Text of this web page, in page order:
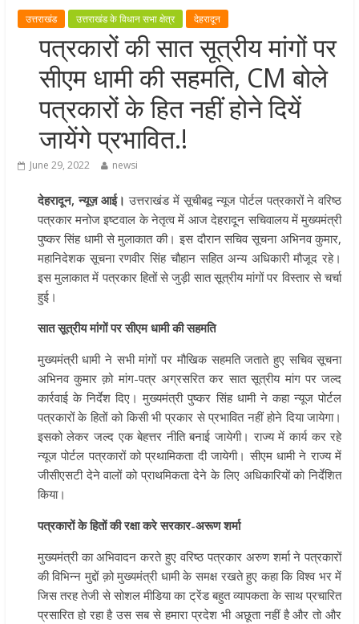
स्पोर्ट्स यूनिवर्सिटी परियोजना
खेल प्रतिभाओं को हरसंभव प्रोत्साहन
विश्वस्तरीय सुविधाएँ उपलब्ध कराना
की प्राथमिकता: मुख्यमंत्री धामी
राज्य के खिलाड़ियों ने अंतरराष्ट्रीय मंच
बढ़ाया उत्तराखंड का गौरव: मुख्यमंत्री
गुणवत्ता से कोई समझौता नहीं, सभी कार्य
के अनुरूप आधुनिक खेल अवसंरचना
विकसित करने के निर्देश
उत्तराखंड उत्तराखंड के विधान सभा क्षेत्र देहरादून
पत्रकारों की सात सूत्रीय मांगों पर
सीएम धामी की सहमति, CM बोले
पत्रकारों के हित नहीं होने दियें
जायेंगे प्रभावित.!
June 29, 2022 newsi
देहरादून, न्यूज़ आई। उत्तराखंड में सूचीबद्व न्यूज पोर्टल पत्रकारों ने वरिष्ठ
पत्रकार मनोज इष्टवाल के नेतृत्व में आज देहरादून सचिवालय में मुख्यमंत्री
पुष्कर सिंह धामी से मुलाकात की। इस दौरान सचिव सूचना अभिनव कुमार,
महानिदेशक सूचना रणवीर सिंह चौहान सहित अन्य अधिकारी मौजूद रहे।
इस मुलाकात में पत्रकार हितों से जुड़ी सात सूत्रीय मांगों पर विस्तार से चर्चा
हुई।
सात सूत्रीय मांगों पर सीएम धामी की सहमति
मुख्यमंत्री धामी ने सभी मांगों पर मौखिक सहमति जताते हुए सचिव सूचना
अभिनव कुमार क़ो मांग-पत्र अग्रसरित कर सात सूत्रीय मांग पर जल्द
कार्रवाई के निर्देश दिए। मुख्यमंत्री पुष्कर सिंह धामी ने कहा न्यूज पोर्टल
पत्रकारों के हितों को किसी भी प्रकार से प्रभावित नहीं होने दिया जायेगा।
इसको लेकर जल्द एक बेहत्तर नीति बनाई जायेगी। राज्य में कार्य कर रहे
न्यूज पोर्टल पत्रकारों को प्रथामिकता दी जायेगी। सीएम धामी ने राज्य में
जीसीएसटी देने वालों को प्राथमिकता देने के लिए अधिकारियों को निर्देशित
किया।
पत्रकारों के हितों की रक्षा करे सरकार-अरूण शर्मा
मुख्यमंत्री का अभिवादन करते हुए वरिष्ठ पत्रकार अरुण शर्मा ने पत्रकारों
की विभिन्न मुद्दों क़ो मुख्यमंत्री धामी के समक्ष रखते हुए कहा कि विश्व भर में
जिस तरह तेजी से सोशल मीडिया का ट्रेंड बहुत व्यापकता के साथ प्रचारित
प्रसारित हो रहा है उस सब से हमारा प्रदेश भी अछूता नहीं है और तो और